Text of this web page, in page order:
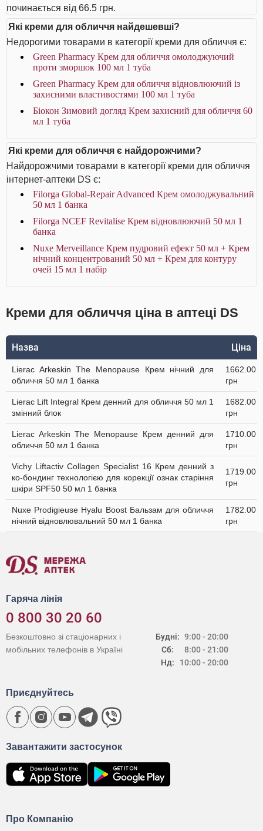
починається від 66.5 грн.
Які креми для обличчя найдешевші?
Недорогими товарами в категорії креми для обличчя є:
Green Pharmacy Крем для обличчя омолоджуючий
проти зморшок 100 мл 1 туба
Green Pharmacy Крем для обличчя відновлюючий із
захисними властивостями 100 мл 1 туба
Біокон Зимовий догляд Крем захисний для обличчя 60
мл 1 туба
Які креми для обличчя є найдорожчими?
Найдорожчими товарами в категорії креми для обличчя
інтернет-аптеки DS є:
Filorga Global-Repair Advanced Крем омолоджувальний
50 мл 1 банка
Filorga NCEF Revitalise Крем відновлюючий 50 мл 1
банка
Nuxe Merveillance Крем пудровий ефект 50 мл + Крем
нічний концентрований 50 мл + Крем для контуру
очей 15 мл 1 набір
Креми для обличчя ціна в аптеці DS
Назва Ціна
Lierac Arkeskin The Menopause Крем нічний для
обличчя 50 мл 1 банка
1662.00
грн
Lierac Lift Integral Крем денний для обличчя 50 мл 1
змінний блок
1682.00
грн
Lierac Arkeskin The Menopause Крем денний для
обличчя 50 мл 1 банка
1710.00
грн
Vichy Liftactiv Collagen Specialist 16 Крем денний з
ко-бондинг технологією для корекції ознак старіння
шкіри SPF50 50 мл 1 банка
1719.00
грн
Nuxe Prodigieuse Hyalu Boost Бальзам для обличчя
нічний відновлювальний 50 мл 1 банка
1782.00
грн
Гаряча лінія
0 800 30 20 60
Будні:
Сб:
Нд:
9:00 - 20:00
8:00 - 21:00
10:00 - 20:00
Безкоштовно зі стаціонарних і
мобільних телефонів в Україні
Про Компанію
Завантажити застосунок
Приєднуйтесь